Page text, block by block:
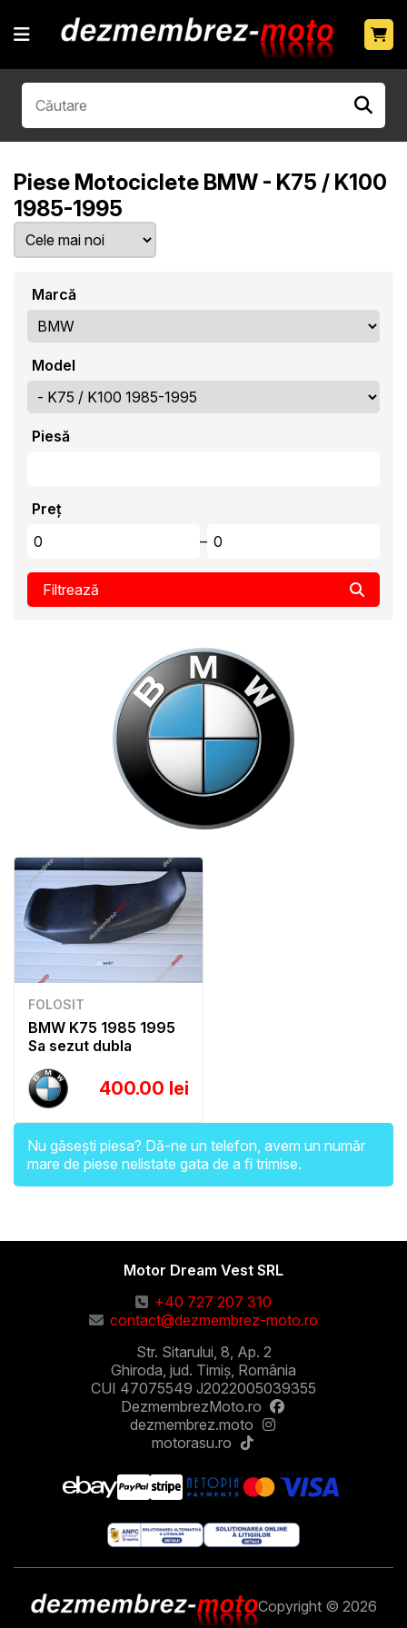
Piese Motociclete BMW - K75 / K100
1985-1995
Marcă
Model
Piesă
Preț
–
Filtrează
FOLOSIT
BMW K75 1985 1995
Sa sezut dubla
400.00 lei
Nu găsești piesa? Dă-ne un telefon, avem un număr
mare de piese nelistate gata de a fi trimise.
Motor Dream Vest SRL
+40 727 207 310
contact@dezmembrez-moto.ro
Str. Sitarului, 8, Ap. 2
Ghiroda, jud. Timiș, România
CUI 47075549 J2022005039355
DezmembrezMoto.ro
dezmembrez.moto
motorasu.ro
Copyright © 2026